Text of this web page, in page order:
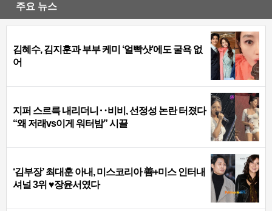
주요 뉴스
김혜수, 김지훈과 부부 케미 ‘얼빡샷’에도 굴욕 없
어
지퍼 스르륵 내리더니‥비비, 선정성 논란 터졌다
“왜 저래vs이게 워터밤” 시끌
‘김부장’ 최대훈 아내, 미스코리아 善+미스 인터내
셔널 3위 ♥장윤서였다